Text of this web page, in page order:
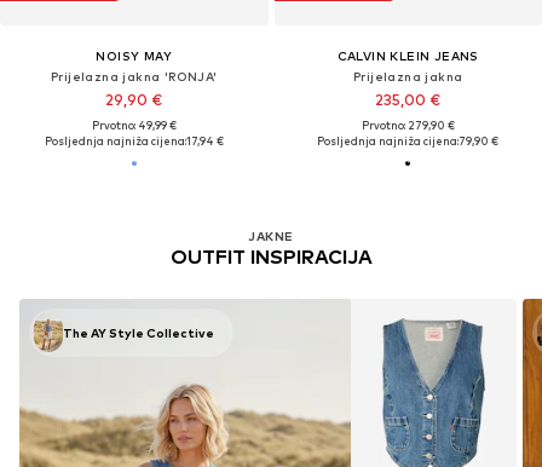
NOISY MAY
Prijelazna jakna 'RONJA'
29,90 €
Prvotno: 49,99 €
Posljednja najniža cijena:17,94 €
CALVIN KLEIN JEANS
Prijelazna jakna
235,00 €
Prvotno: 279,90 €
Posljednja najniža cijena:79,90 €
JAKNE
OUTFIT INSPIRACIJA
The AY Style Collective